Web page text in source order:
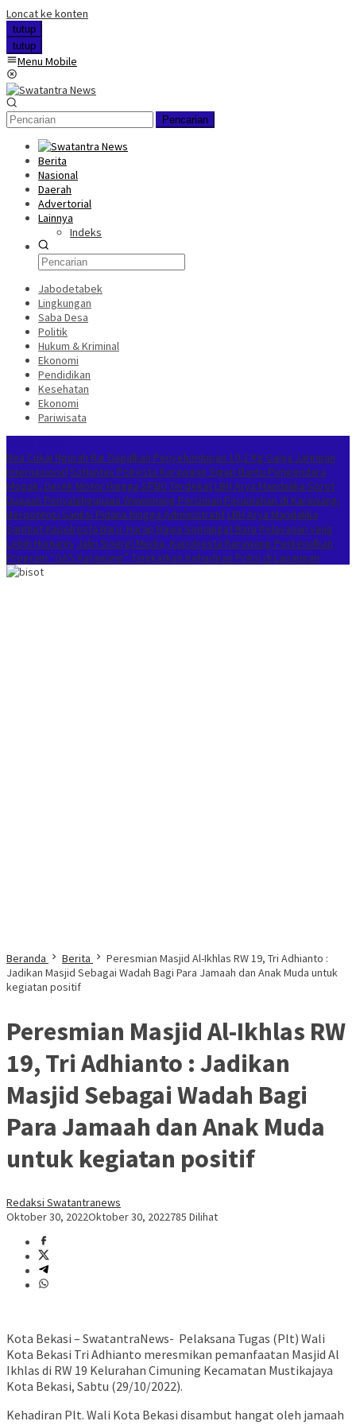
Loncat ke konten
tutup
tutup
Menu Mobile
Pencarian
Berita
Nasional
Daerah
Advertorial
Lainnya
Indeks
Jabodetabek
Lingkungan
Saba Desa
Politik
Hukum & Kriminal
Ekonomi
Pendidikan
Kesehatan
Ekonomi
Pariwisata
Bea Cukai Ngurah Rai Gagalkan Penyelundupan 10,1 Kg Ganja Jaringan
InternasionalSatlantas Polresta Karawang Sigap Bantu Pengendara
Mogok, Derek Motor Hingga SPBU Terdekat LBH Arya Mandalika Sorot
Dugaan Penyalahgunaan Wewenang Perizinan Perumahan di Karawang,
Berpotensi Sanksi Pidana hingga Administratif LBH Arya Mandalika
Sambut Kapolresta Baru: Harap Bawa Semangat Baru Pelayanan yang
Lebih Humanis Jalin Sinergi Media, Kapolresta Karawang Perkenalkan
Program “GAS Karawang” Tingkatkan Kehadiran Polisi di Lapangan
Beranda Berita
Peresmian Masjid Al-Ikhlas RW 19, Tri Adhianto :
Jadikan Masjid Sebagai Wadah Bagi Para Jamaah dan Anak Muda untuk
kegiatan positif
Peresmian Masjid Al-Ikhlas RW
19, Tri Adhianto : Jadikan
Masjid Sebagai Wadah Bagi
Para Jamaah dan Anak Muda
untuk kegiatan positif
Redaksi Swatantranews
Oktober 30, 2022Oktober 30, 2022785 Dilihat
Kota Bekasi – SwatantraNews- Pelaksana Tugas (Plt) Wali
Kota Bekasi Tri Adhianto meresmikan pemanfaatan Masjid Al
Ikhlas di RW 19 Kelurahan Cimuning Kecamatan Mustikajaya
Kota Bekasi, Sabtu (29/10/2022).
Kehadiran Plt. Wali Kota Bekasi disambut hangat oleh jamaah